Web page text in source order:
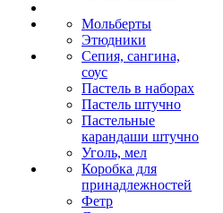
Мольберты
Этюдники
Сепия, сангина,
соус
Пастель в наборах
Пастель штучно
Пастельные
карандаши штучно
Уголь, мел
Коробка для
принадлежностей
Фетр